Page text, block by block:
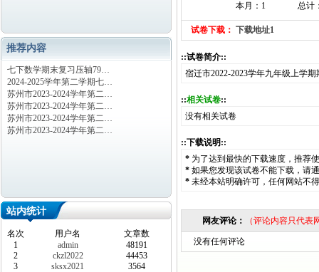
推荐内容
七下数学期末复习压轴79…
2024-2025学年第二学期七…
苏州市2023-2024学年第二…
苏州市2023-2024学年第二…
苏州市2023-2024学年第二…
苏州市2023-2024学年第二…
站内统计
名次 用户名
文章数
1
admin
48191
2
ckzl2022
44453
3
sksx2021
3564
本月：1
总计
试卷下载： 下载地址1
::试卷简介::
宿迁市2022-2023学年九年级上学
::相关试卷::
没有相关试卷
::下载说明::
* 为了达到最快的下载速度，推荐
* 如果您发现该试卷不能下载，请
* 未经本站明确许可，任何网站不
网友评论： （评论内容只代
没有任何评论